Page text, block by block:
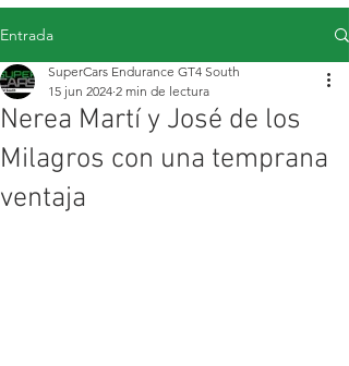
Entrada
Nerea Martí y José de los
Milagros con una temprana
ventaja
SuperCars Endurance GT4 South
15 jun 2024 2 min de lectura